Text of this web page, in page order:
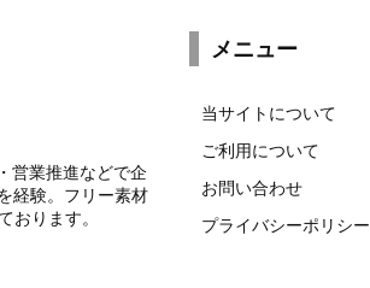
営業推進などで企
経験。フリー素材
おります。
メニュー
当サイトについて
ご利用について
お問い合わせ
プライバシーポリシー